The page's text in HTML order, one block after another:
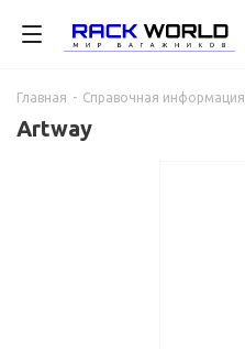
Главная - Справочная информация
Artway